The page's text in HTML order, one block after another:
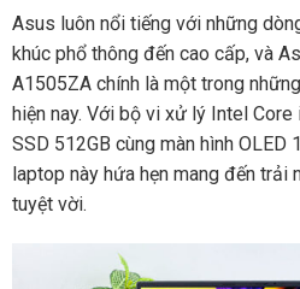
Asus luôn nổi tiếng với những
khúc phổ thông đến cao cấp, và
A1505ZA chính là một trong
hiện nay. Với bộ vi xử lý Intel
SSD 512GB cùng màn hình OLED
laptop này hứa hẹn mang đến trải
tuyệt vời.